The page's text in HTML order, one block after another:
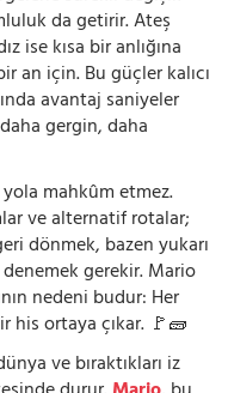
da getirir. Ateş
ise kısa bir anlığına
an için. Bu güçler kalıcı
avantaj saniyeler
gergin, daha
mahkûm etmez.
ve alternatif rotalar;
dönmek, bazen yukarı
gerekir. Mario
nedeni budur: Her
his ortaya çıkar. 🚩🧱
ve bıraktıkları iz